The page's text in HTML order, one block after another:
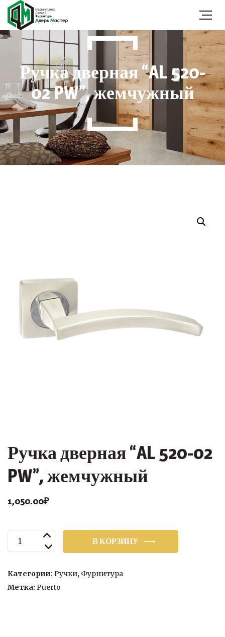
Ручка дверная “AL 520-
02 PW”, жемчужный
Ручка дверная “AL 520-02
PW”, жемчужный
1,050.00₽
Количество
товара
дверная
В КОРЗИНУ
Категории: Ручки, Фурнитура
Метка: Puerto